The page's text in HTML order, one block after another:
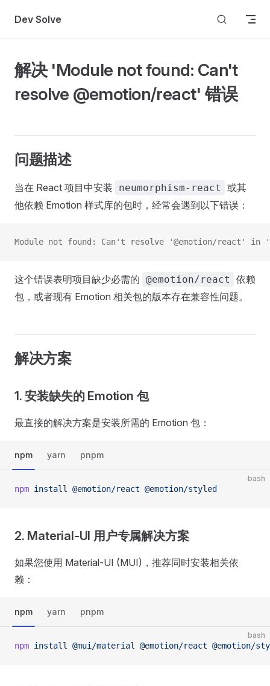
Skip to content
Dev Solve
解决 'Module not found: Can't
resolve @emotion/react' 错误
问题描述
当在 React 项目中安装 neumorphism-react
或其
他依赖 Emotion 样式库的包时，经常会遇到以下错误：
Module not found: Can't resolve '@emotion/react' in
这个错误表明项目缺少必需的 @emotion/react
依赖
包，或者现有 Emotion 相关包的版本存在兼容性问题。
解决方案
1. 安装缺失的 Emotion 包
最直接的解决方案是安装所需的 Emotion 包：
npm yarn pnpm
bash
npm install @emotion/react @emotion/styled
2. Material-UI 用户专属解决方案
如果您使用 Material-UI (MUI)，推荐同时安装相关依
赖：
npm yarn pnpm
bash
npm install @mui/material @emotion/react @emotion/